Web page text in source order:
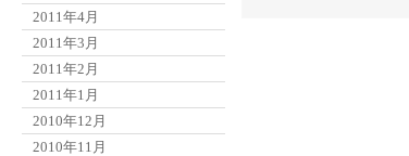
2011年4月
2011年3月
2011年2月
2011年1月
2010年12月
2010年11月